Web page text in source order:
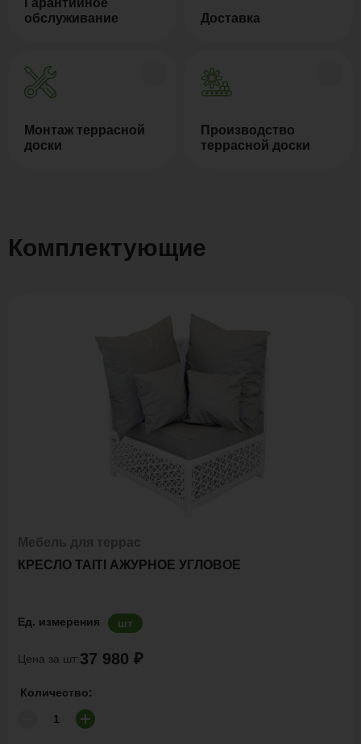
Гарантийное
обслуживание
Доставка
Монтаж террасной
доски
Производство
террасной доски
Комплектующие
КРЕСЛО TAITI АЖУРНОЕ УГЛОВОЕ
Ед. измерения шт
Цена за шт:37 980 ₽
Количество: